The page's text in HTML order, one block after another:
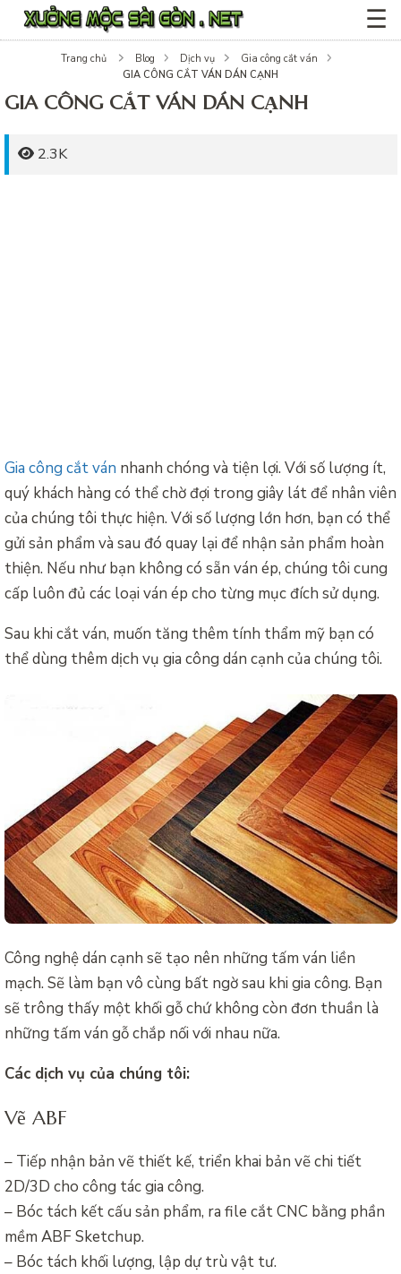
☰
Trang chủ Blog Dịch vụ
Gia công cắt ván
GIA CÔNG CẮT VÁN DÁN CẠNH
GIA CÔNG CẮT VÁN DÁN CẠNH
2.3K
Gia công cắt ván nhanh chóng và tiện lợi. Với số lượng ít,
quý khách hàng có thể chờ đợi trong giây lát để nhân viên
của chúng tôi thực hiện. Với số lượng lớn hơn, bạn có thể
gửi sản phẩm và sau đó quay lại để nhận sản phẩm hoàn
thiện. Nếu như bạn không có sẵn ván ép, chúng tôi cung
cấp luôn đủ các loại ván ép cho từng mục đích sử dụng.
Sau khi cắt ván, muốn tăng thêm tính thẩm mỹ bạn có
thể dùng thêm dịch vụ gia công dán cạnh của chúng tôi.
Công nghệ dán cạnh sẽ tạo nên những tấm ván liền
mạch. Sẽ làm bạn vô cùng bất ngờ sau khi gia công. Bạn
sẽ trông thấy một khối gỗ chứ không còn đơn thuần là
những tấm ván gỗ chắp nối với nhau nữa.
Các dịch vụ của chúng tôi:
Vẽ ABF
– Tiếp nhận bản vẽ thiết kế, triển khai bản vẽ chi tiết
2D/3D cho công tác gia công.
– Bóc tách kết cấu sản phẩm, ra file cắt CNC bằng phần
mềm ABF Sketchup.
– Bóc tách khối lượng, lập dự trù vật tư.